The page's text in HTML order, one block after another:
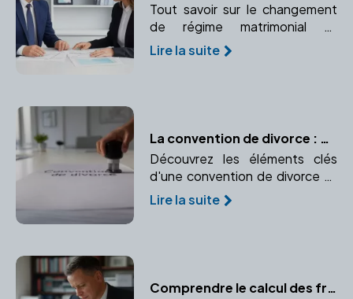
Tout savoir sur le changement
de régime matrimonial et
pourquoi consulter un notaire
pour cette démarche
Lire la suite
La convention de divorce : Contenu et validation
Découvrez les éléments clés
d'une convention de divorce et
les étapes pour sa validation par
Lire la suite
Comprendre le calcul des frais de notaire lors d'une transaction immobilière